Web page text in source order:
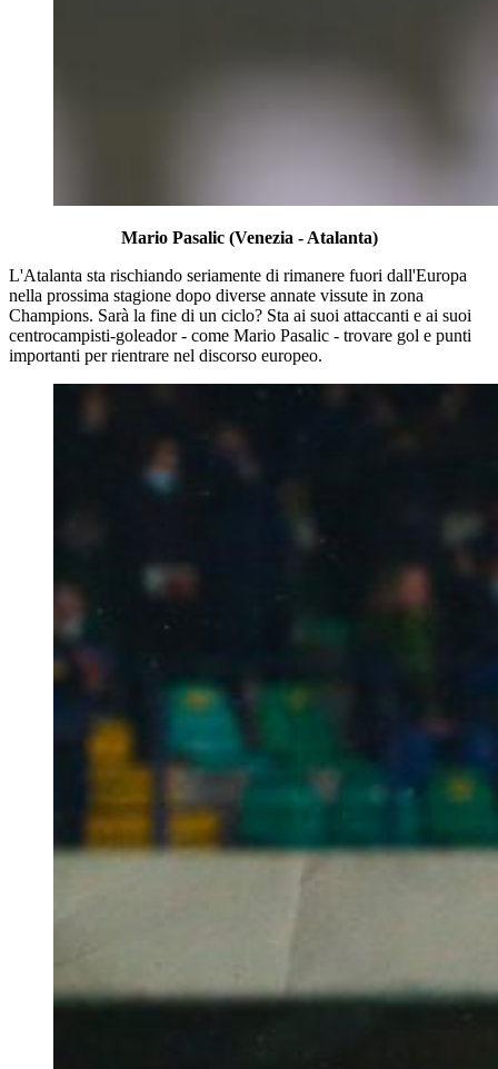
Mario Pasalic (Venezia - Atalanta)
L'Atalanta sta rischiando seriamente di rimanere fuori dall'Europa
nella prossima stagione dopo diverse annate vissute in zona
Champions. Sarà la fine di un ciclo? Sta ai suoi attaccanti e ai suoi
centrocampisti-goleador - come Mario Pasalic - trovare gol e punti
importanti per rientrare nel discorso europeo.